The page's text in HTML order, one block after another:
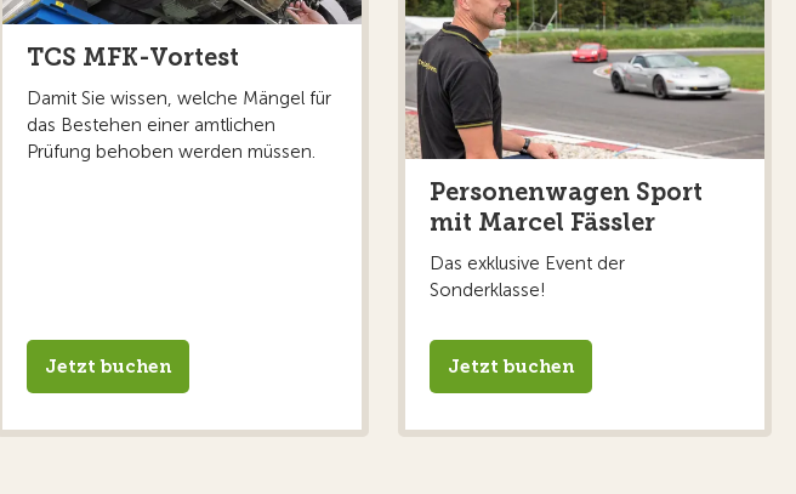
TCS MFK-Vortest
Damit Sie wissen, welche Mängel für
das Bestehen einer amtlichen
Prüfung behoben werden müssen.
Jetzt buchen
Personenwagen Sport
mit Marcel Fässler
Das exklusive Event der
Sonderklasse!
Jetzt buchen